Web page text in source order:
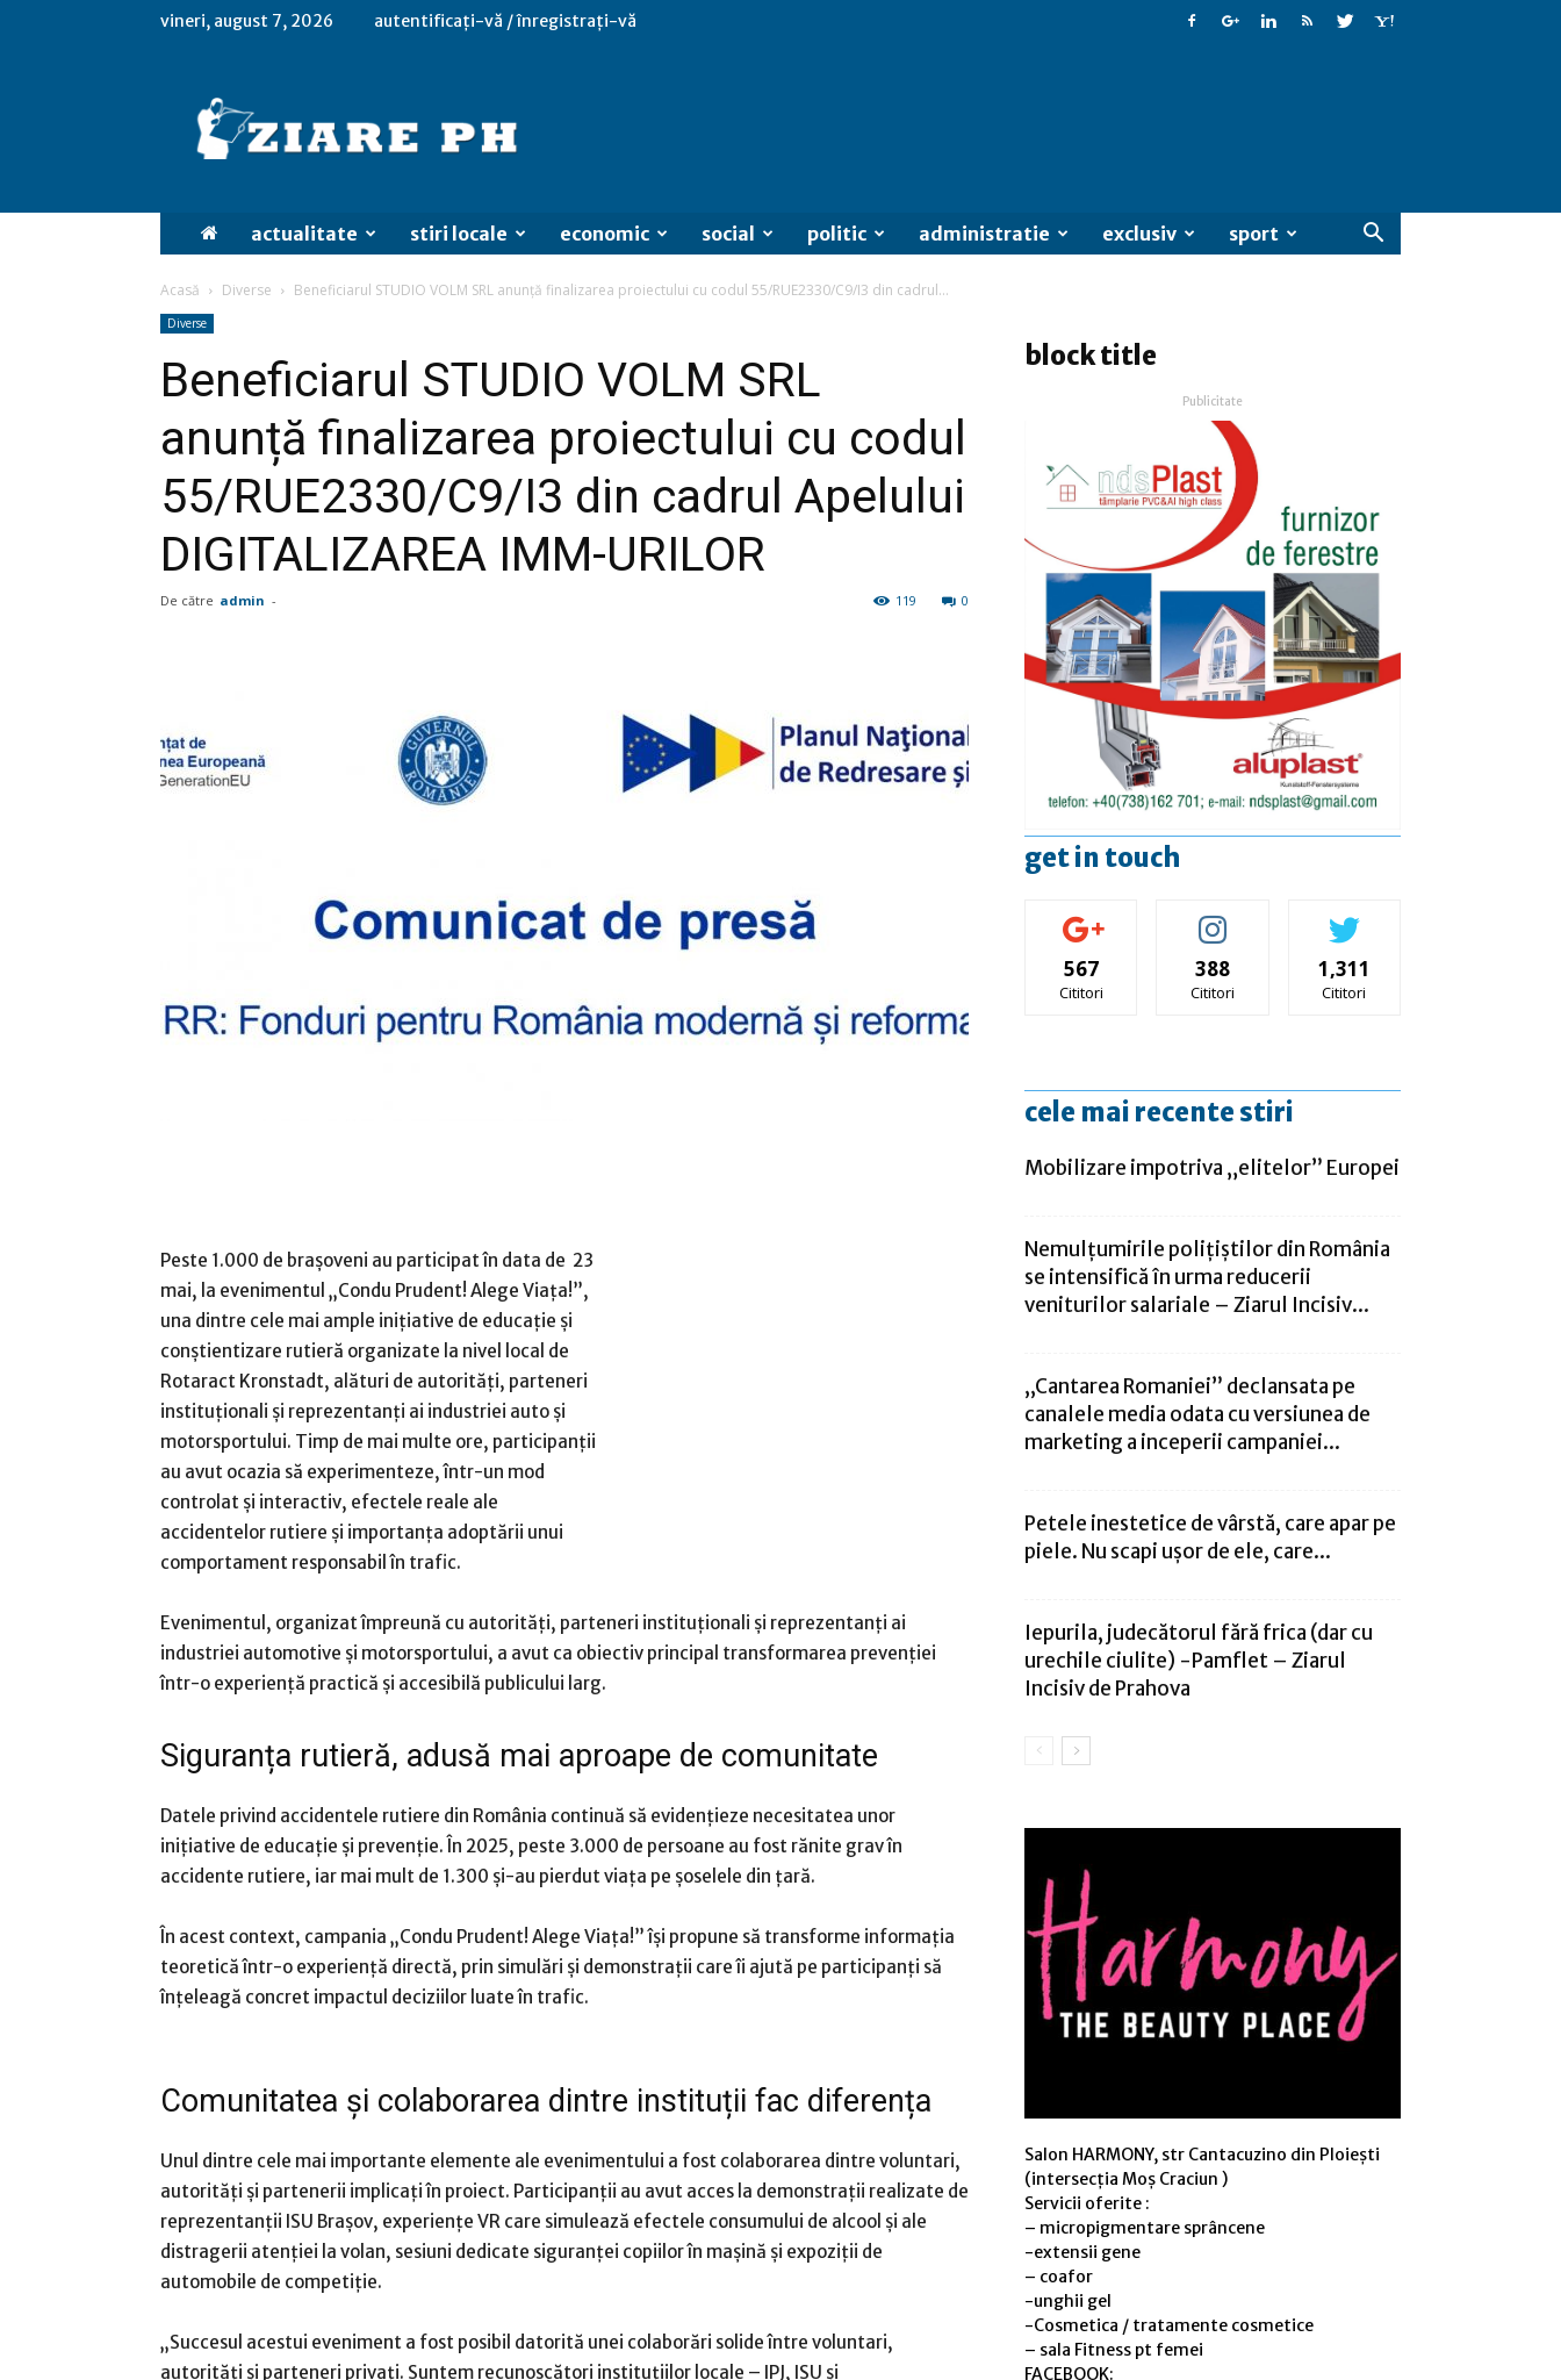
vineri, august 7, 2026 autentificați-vă / înregistrați-vă
actualitate stiri locale economic social politic administratie exclusiv sport
Acasă Diverse Beneficiarul STUDIO VOLM SRL anunță finalizarea proiectului cu codul 55/RUE2330/C9/I3 din cadrul...
Diverse
Beneficiarul STUDIO VOLM SRL
anunță finalizarea proiectului cu codul
55/RUE2330/C9/I3 din cadrul Apelului
DIGITALIZAREA IMM-URILOR
De către admin - 0
119
Peste 1.000 de brașoveni au participat în data de 23
mai, la evenimentul „Condu Prudent! Alege Viața!”,
una dintre cele mai ample inițiative de educație și
conștientizare rutieră organizate la nivel local de
Rotaract Kronstadt, alături de autorități, parteneri
instituționali și reprezentanți ai industriei auto și
motorsportului. Timp de mai multe ore, participanții
au avut ocazia să experimenteze, într-un mod
controlat și interactiv, efectele reale ale
accidentelor rutiere și importanța adoptării unui
comportament responsabil în trafic.
Evenimentul, organizat împreună cu autorități, parteneri instituționali și reprezentanți ai
industriei automotive și motorsportului, a avut ca obiectiv principal transformarea prevenției
într-o experiență practică și accesibilă publicului larg.
Siguranța rutieră, adusă mai aproape de comunitate
Datele privind accidentele rutiere din România continuă să evidențieze necesitatea unor
inițiative de educație și prevenție. În 2025, peste 3.000 de persoane au fost rănite grav în
accidente rutiere, iar mai mult de 1.300 și-au pierdut viața pe șoselele din țară.
În acest context, campania „Condu Prudent! Alege Viața!” își propune să transforme informația
teoretică într-o experiență directă, prin simulări și demonstrații care îi ajută pe participanți să
înțeleagă concret impactul deciziilor luate în trafic.
Comunitatea și colaborarea dintre instituții fac diferența
Unul dintre cele mai importante elemente ale evenimentului a fost colaborarea dintre voluntari,
autorități și partenerii implicați în proiect. Participanții au avut acces la demonstrații realizate de
reprezentanții ISU Brașov, experiențe VR care simulează efectele consumului de alcool și ale
distragerii atenției la volan, sesiuni dedicate siguranței copiilor în mașină și expoziții de
automobile de competiție.
„Succesul acestui eveniment a fost posibil datorită unei colaborări solide între voluntari,
autorități și parteneri privați. Suntem recunoscători instituțiilor locale – IPJ, ISU și
block title
Publicitate
get in touch
567
Cititori
388
Cititori
1,311
Cititori
cele mai recente stiri
Mobilizare impotriva „elitelor” Europei
Nemulțumirile polițiștilor din România
se intensifică în urma reducerii
veniturilor salariale – Ziarul Incisiv...
,,Cantarea Romaniei” declansata pe
canalele media odata cu versiunea de
marketing a inceperii campaniei...
Petele inestetice de vârstă, care apar pe
piele. Nu scapi ușor de ele, care...
Iepurila, judecătorul fără frica (dar cu
urechile ciulite) -Pamflet – Ziarul
Incisiv de Prahova
Salon HARMONY, str Cantacuzino din Ploiești
(intersecția Moș Craciun )
Servicii oferite :
– micropigmentare sprâncene
-extensii gene
– coafor
-unghii gel
-Cosmetica / tratamente cosmetice
– sala Fitness pt femei
FACEBOOK: